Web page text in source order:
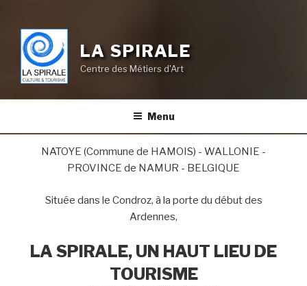
LA SPIRALE
Centre des Métiers d'Art
Menu
NATOYE (Commune de HAMOIS) - WALLONIE -
PROVINCE de NAMUR - BELGIQUE
Située dans le Condroz, à la porte du début des
Ardennes,
LA SPIRALE, UN HAUT LIEU DE
TOURISME